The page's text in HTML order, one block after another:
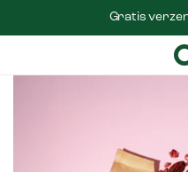
Gratis